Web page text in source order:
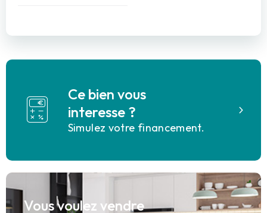
Ce bien vous
interesse ?
Simulez votre financement.
Vous voulez vendre